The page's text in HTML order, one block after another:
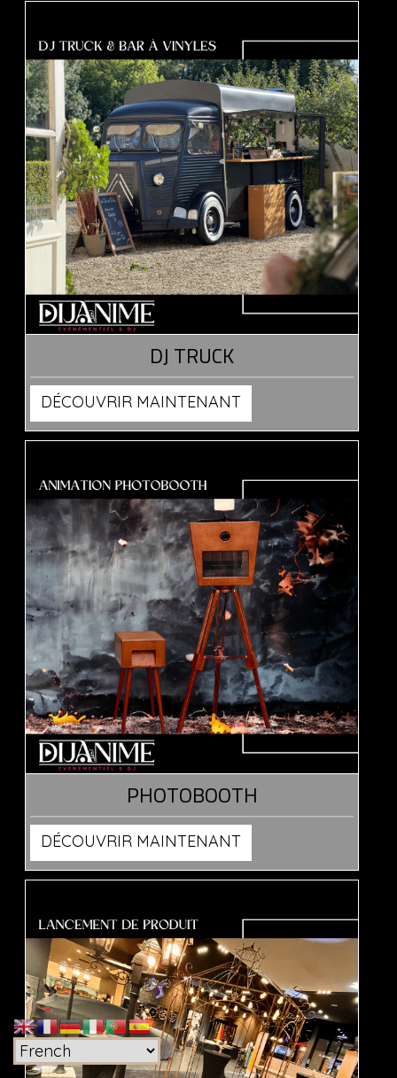
DJ TRUCK
DÉCOUVRIR MAINTENANT
PHOTOBOOTH
DÉCOUVRIR MAINTENANT